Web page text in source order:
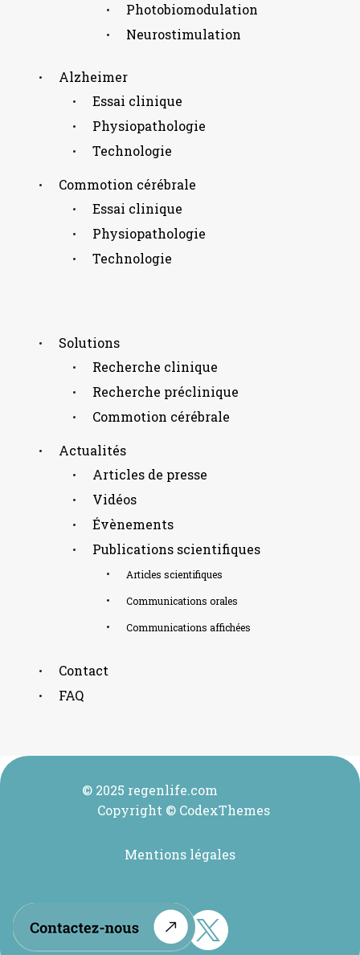
Photobiomodulation
Neurostimulation
Alzheimer
Essai clinique
Physiopathologie
Technologie
Commotion cérébrale
Essai clinique
Physiopathologie
Technologie
Solutions
Recherche clinique
Recherche préclinique
Commotion cérébrale
Actualités
Articles de presse
Vidéos
Évènements
Publications scientifiques
Articles scientifiques
Communications orales
Communications affichées
Contact
FAQ
© 2025 regenlife.com
Copyright © CodexThemes
Mentions légales